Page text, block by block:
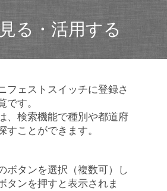
る・活用する
フェストスイッチに登録さ
です。
、検索機能で種別や都道府
すことができます。
ボタンを選択（複数可）し
タンを押すと表示されま